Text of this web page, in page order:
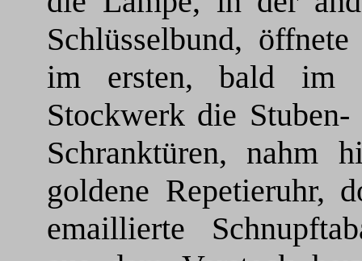
Schlüsselbund,
im ersten, bald im
Stockwerk die
Schranktüren, nahm
goldene Repetieruhr,
emaillierte